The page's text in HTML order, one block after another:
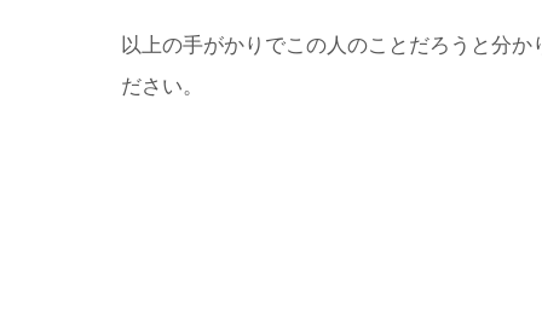
以上の手がかりでこの人のことだろうと分か
ださい。